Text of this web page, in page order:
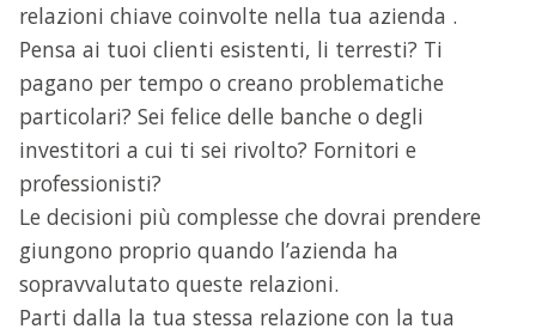
relazioni chiave coinvolte nella tua azienda .
Pensa ai tuoi clienti esistenti, li terresti? Ti
pagano per tempo o creano problematiche
particolari? Sei felice delle banche o degli
investitori a cui ti sei rivolto? Fornitori e
professionisti?
Le decisioni più complesse che dovrai prendere
giungono proprio quando l’azienda ha
sopravvalutato queste relazioni.
Parti dalla la tua stessa relazione con la tua